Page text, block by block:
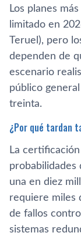
Los planes
limitado en
Teruel), pero
dependen de
escenario
público
treinta.
¿Por qué tardan
La
probabilidades
una en diez
requiere miles
de fallos
sistemas